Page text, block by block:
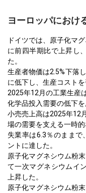
ヨーロッパにおけ
ドイツでは、原子化マ
に前四半期比で上昇し
た。
生産者物価は2.5%下落
に低下し、生産コストを
2025年12月の工業生産
化学品投入需要の低下を
小売売上高は2025年12
場の需要を支える一時的
失業率は6.3％のままで
ントに達した。
原子化マグネシウム粉
て一次マグネシウムイ
上昇した。
原子化マグネシウム粉